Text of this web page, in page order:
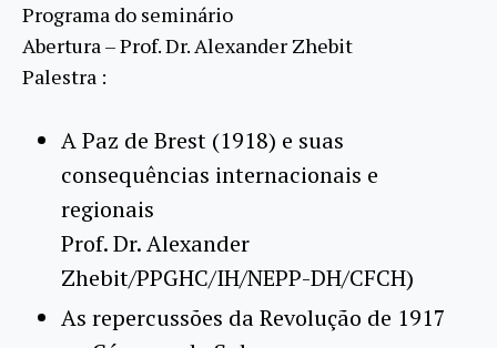
Programa do seminário
Abertura – Prof. Dr. Alexander Zhebit
Palestra :
A Paz de Brest (1918) e suas
consequências internacionais e
regionais
Prof. Dr. Alexander
Zhebit/PPGHC/IH/NEPP-DH/CFCH)
As repercussões da Revolução de 1917